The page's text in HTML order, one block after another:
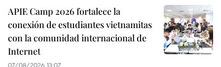
APIE Camp 2026 fortalece la
conexión de estudiantes vietnamitas
con la comunidad internacional de
Internet
07/08/2026 13:07